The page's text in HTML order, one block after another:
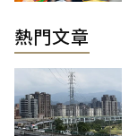
熱門文章